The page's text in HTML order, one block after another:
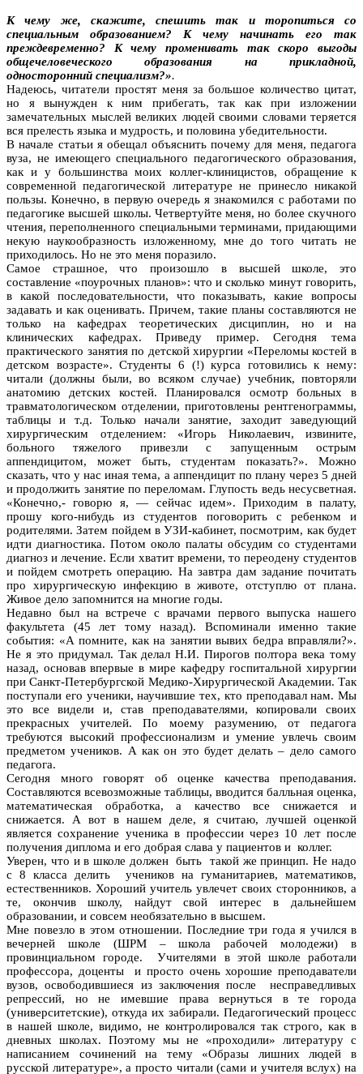
К чему же, скажите, спешить так и торопиться со
специальным образованием? К чему начинать его так
преждевременно? К чему променивать так скоро выгоды
общечеловеческого образования на прикладной,
односторонний специализм?».
Надеюсь, читатели простят меня за большое количество цитат,
но я вынужден к ним прибегать, так как при изложении
замечательных мыслей великих людей своими словами теряется
вся прелесть языка и мудрость, и половина убедительности.
В начале статьи я обещал объяснить почему для меня, педагога
вуза, не имеющего специального педагогического образования,
как и у большинства моих коллег-клиницистов, обращение к
современной педагогической литературе не принесло никакой
пользы. Конечно, в первую очередь я знакомился с работами по
педагогике высшей школы. Четвертуйте меня, но более скучного
чтения, переполненного специальными терминами, придающими
некую наукообразность изложенному, мне до того читать не
приходилось. Но не это меня поразило.
Самое страшное, что произошло в высшей школе, это
составление «поурочных планов»: что и сколько минут говорить,
в какой последовательности, что показывать, какие вопросы
задавать и как оценивать. Причем, такие планы составляются не
только на кафедрах теоретических дисциплин, но и на
клинических кафедрах. Приведу пример. Сегодня тема
практического занятия по детской хирургии «Переломы костей в
детском возрасте». Студенты 6 (!) курса готовились к нему:
читали (должны были, во всяком случае) учебник, повторяли
анатомию детских костей. Планировался осмотр больных в
травматологическом отделении, приготовлены рентгенограммы,
таблицы и т.д. Только начали занятие, заходит заведующий
хирургическим отделением: «Игорь Николаевич, извините,
больного тяжелого привезли с запущенным острым
аппендицитом, может быть, студентам показать?». Можно
сказать, что у нас иная тема, а аппендицит по плану через 5 дней
и продолжить занятие по переломам. Глупость ведь несусветная.
«Конечно,- говорю я, — сейчас идем». Приходим в палату,
прошу кого-нибудь из студентов поговорить с ребенком и
родителями. Затем пойдем в УЗИ-кабинет, посмотрим, как будет
идти диагностика. Потом около палаты обсудим со студентами
диагноз и лечение. Если хватит времени, то переодену студентов
и пойдем смотреть операцию. На завтра дам задание почитать
про хирургическую инфекцию в животе, отступлю от плана.
Живое дело запомнится на многие годы.
Недавно был на встрече с врачами первого выпуска нашего
факультета (45 лет тому назад). Вспоминали именно такие
события: «А помните, как на занятии вывих бедра вправляли?».
Не я это придумал. Так делал Н.И. Пирогов полтора века тому
назад, основав впервые в мире кафедру госпитальной хирургии
при Санкт-Петербургской Медико-Хирургической Академии. Так
поступали его ученики, научившие тех, кто преподавал нам. Мы
это все видели и, став преподавателями, копировали своих
прекрасных учителей. По моему разумению, от педагога
требуются высокий профессионализм и умение увлечь своим
предметом учеников. А как он это будет делать – дело самого
педагога.
Сегодня много говорят об оценке качества преподавания.
Составляются всевозможные таблицы, вводится балльная оценка,
математическая обработка, а качество все снижается и
снижается. А вот в нашем деле, я считаю, лучшей оценкой
является сохранение ученика в профессии через 10 лет после
получения диплома и его добрая слава у пациентов и коллег.
Уверен, что и в школе должен быть такой же принцип. Не надо
с 8 класса делить учеников на гуманитариев, математиков,
естественников. Хороший учитель увлечет своих сторонников, а
те, окончив школу, найдут свой интерес в дальнейшем
образовании, и совсем необязательно в высшем.
Мне повезло в этом отношении. Последние три года я учился в
вечерней школе (ШРМ – школа рабочей молодежи) в
провинциальном городе. Учителями в этой школе работали
профессора, доценты и просто очень хорошие преподаватели
вузов, освободившиеся из заключения после несправедливых
репрессий, но не имевшие права вернуться в те города
(университетские), откуда их забирали. Педагогический процесс
в нашей школе, видимо, не контролировался так строго, как в
дневных школах. Поэтому мы не «проходили» литературу с
написанием сочинений на тему «Образы лишних людей в
русской литературе», а просто читали (сами и учителя вслух) на